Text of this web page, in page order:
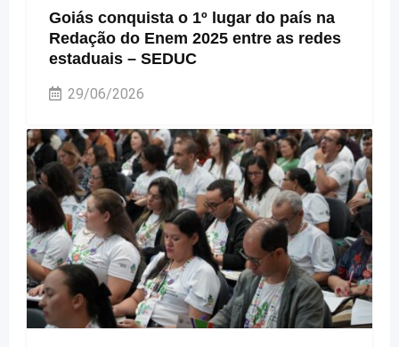
Goiás conquista o 1º lugar do país na
Redação do Enem 2025 entre as redes
estaduais – SEDUC
29/06/2026